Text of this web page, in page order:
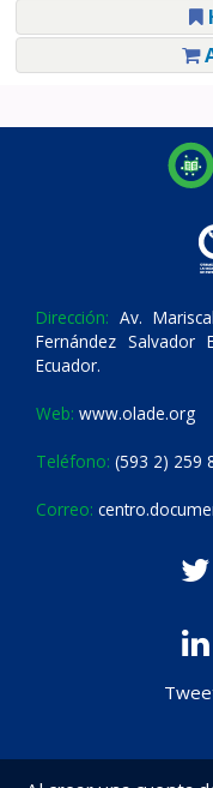
Dirección: Av.
Fernández
Ecuador.
Web: www.olade.org
Teléfono: (593 2) 259
Correo: